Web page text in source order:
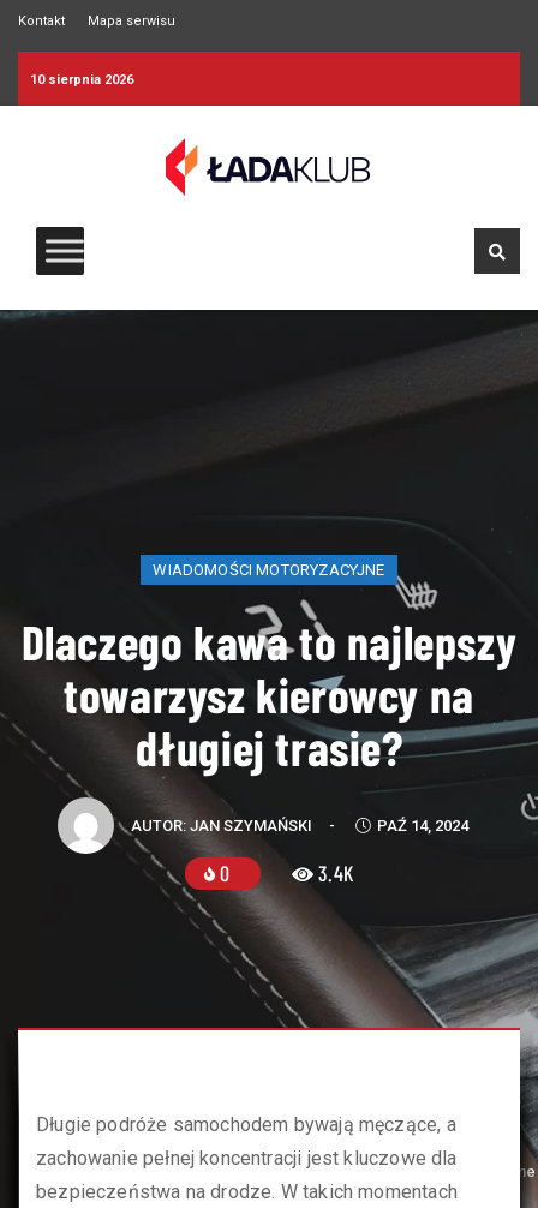
Kontakt Mapa serwisu
10 sierpnia 2026
WIADOMOŚCI MOTORYZACYJNE
Dlaczego kawa to najlepszy
towarzysz kierowcy na
długiej trasie?
AUTOR: JAN SZYMAŃSKI - PAŹ 14, 2024
0 3.4K
>
motoryzacyjne
>
Dlaczego
Długie podróże samochodem bywają męczące, a
zachowanie pełnej koncentracji jest kluczowe dla
bezpieczeństwa na drodze. W takich momentach